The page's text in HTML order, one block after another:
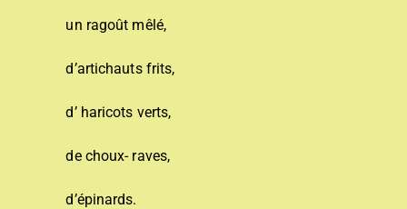
un ragoût mêlé,
d’artichauts frits,
d’ haricots verts,
de choux- raves,
d’épinards.